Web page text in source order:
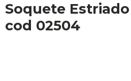
Soquete Estriado
cod 02504